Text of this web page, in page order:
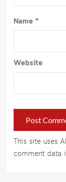
Name *
Website
This site uses
comment data